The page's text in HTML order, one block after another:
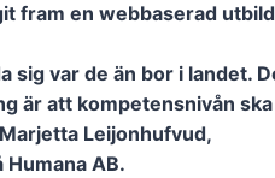
fram en webbaserad
sig var de än bor i landet.
är att kompetensnivån ska
Leijonhufvud,
AB.